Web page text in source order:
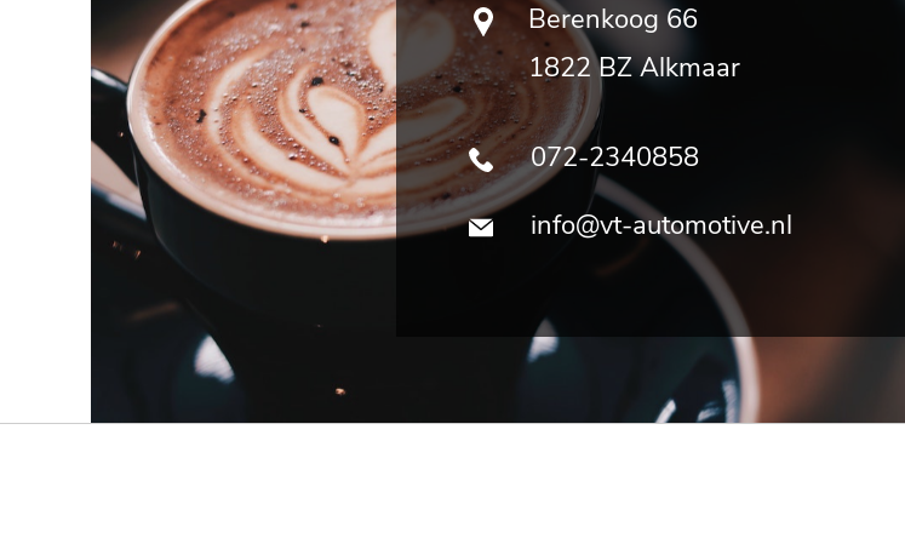
Berenkoog 66
1822 BZ Alkmaar
072-2340858
info@vt-automotive.nl